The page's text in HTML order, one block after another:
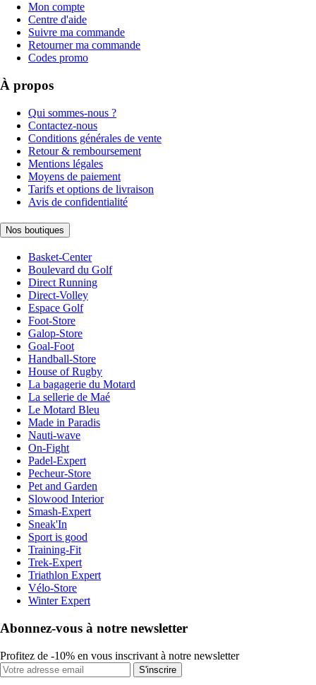
Mon compte
Centre d'aide
Suivre ma commande
Retourner ma commande
Codes promo
À propos
Qui sommes-nous ?
Contactez-nous
Conditions générales de vente
Retour & remboursement
Mentions légales
Moyens de paiement
Tarifs et options de livraison
Avis de confidentialité
Nos boutiques
Basket-Center
Boulevard du Golf
Direct Running
Direct-Volley
Espace Golf
Foot-Store
Galop-Store
Goal-Foot
Handball-Store
House of Rugby
La bagagerie du Motard
La sellerie de Maé
Le Motard Bleu
Made in Paradis
Nauti-wave
On-Fight
Padel-Expert
Pecheur-Store
Pet and Garden
Slowood Interior
Smash-Expert
Sneak'In
Sport is good
Training-Fit
Trek-Expert
Triathlon Expert
Vélo-Store
Winter Expert
Abonnez-vous à notre newsletter
Profitez de -10% en vous inscrivant à notre newsletter
S'inscrire